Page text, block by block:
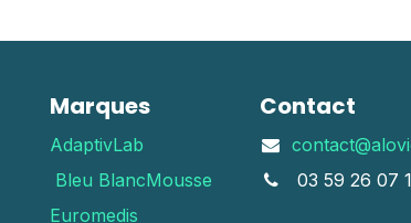
Marques
AdaptivLab
Bleu BlancMousse
Euromedis
Contact
03 59 26 07